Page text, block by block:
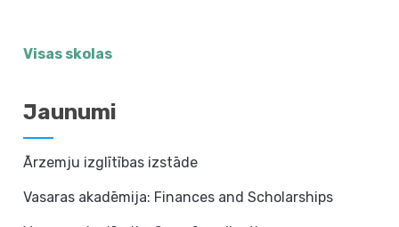
Visas skolas
Jaunumi
Ārzemju izglītības izstāde
Vasaras akadēmija: Finances and Scholarships